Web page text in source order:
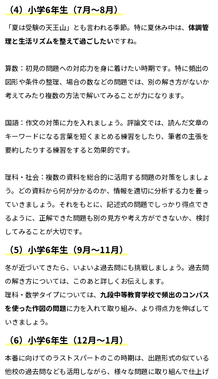
（4）小学6年生（7月～8月）
「夏は受験の天王山」とも言われる季節。特に夏休み中は、 体調管
理と生活リズムを整えて過ごしたいですね。
算数：初見の問題への対応力を身に着けたい時期です。特に頻出の
図形や条件の整理、場合の数などの問題では、別の解き方がないか
考えてみたり複数の方法で解いてみることが力になります。
国語：作文の対策に力を入れましょう。評論文では、読んだ文章の
キーワードになる言葉を短くまとめる練習をしたり、筆者の主張を
要約したりする練習をすると効果的です。
理科・社会：複数の資料を総合的に活用する問題の対策をしましょ
う。どの資料から何が分かるのか、情報を適切に分析する力を養っ
ていきましょう。それをもとに、記述式の問題でしっかり得点でき
るように、正解できた問題も別の見方や考え方ができないか、検討
してみることが大切です。
（5）小学6年生（9月～11月）
冬が近づいてきたら、いよいよ過去問にも挑戦しましょう。過去問
の解き方については、このあと詳しくお伝えします。
理科・数学タイプについては、 九段中等教育学校で頻出のコンパス
を使った作図の問題に力を入れて取り組み、より得点力を伸ばして
いきましょう。
（6）小学6年生（12月～1月）
本番に向けてのラストスパートのこの時期は、出題形式の似ている
他校の過去問なども活用しながら、様々な問題に取り組んで仕上げ